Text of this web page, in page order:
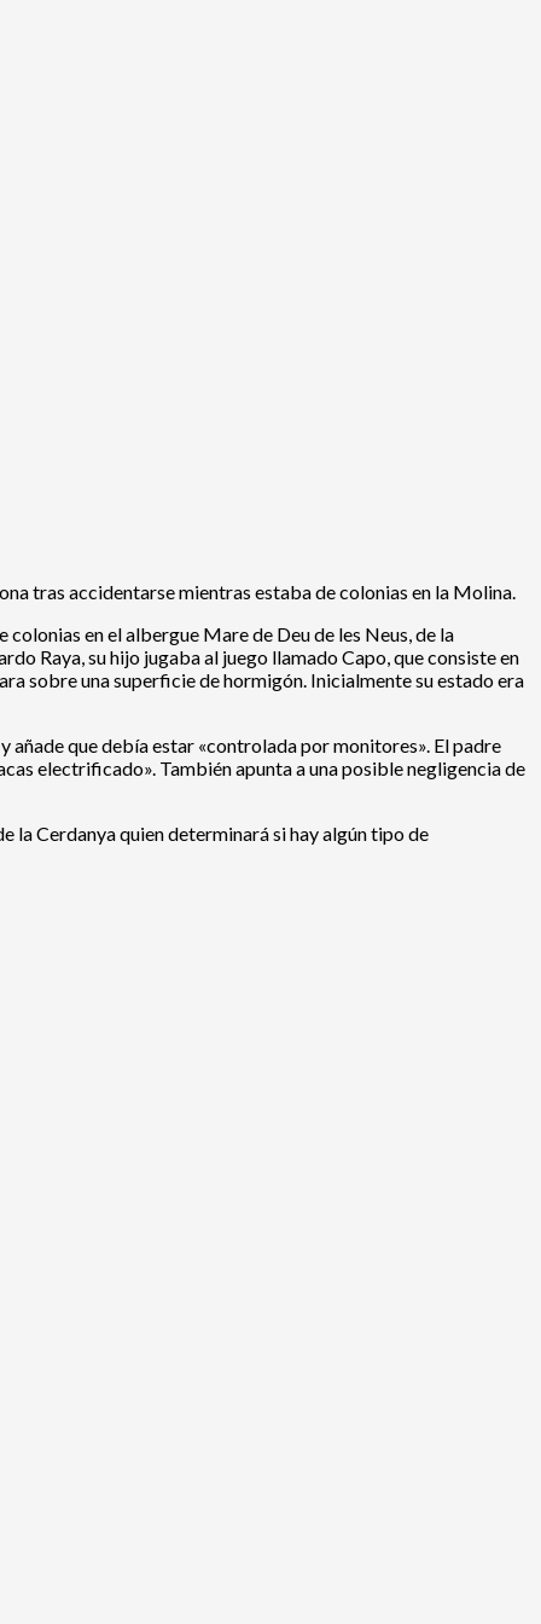
tras accidentarse mientras estaba de colonias en la Molina.
colonias en el albergue Mare de Deu de les Neus, de la
Raya, su hijo jugaba al juego llamado Capo, que consiste en
sobre una superficie de hormigón. Inicialmente su estado era
añade que debía estar «controlada por monitores». El padre
electrificado». También apunta a una posible negligencia de
la Cerdanya quien determinará si hay algún tipo de